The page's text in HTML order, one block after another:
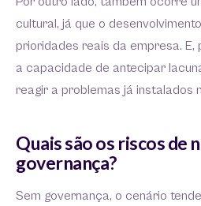
cultural, já que o
prioridades reais da empresa. E,
a capacidade de antecipar
reagir a problemas já instalados
Quais são os riscos de
governança?
Sem governança, o cenário